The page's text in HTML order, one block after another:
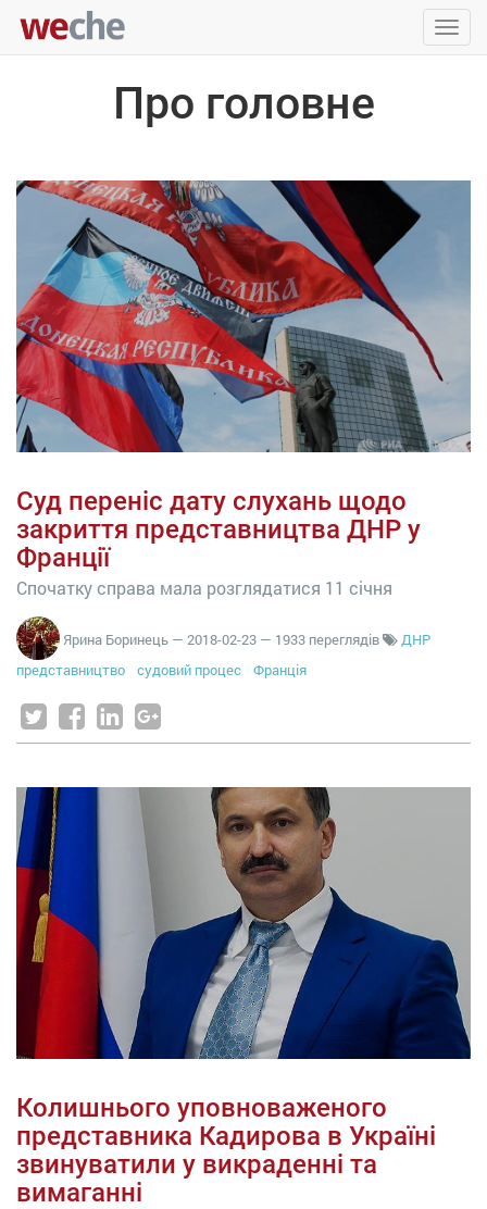
Про головне
Суд переніс дату слухань щодо
закриття представництва ДНР у
Франції
Спочатку справа мала розглядатися 11 січня
Ярина Боринець — 2018-02-23 — 1933 переглядів
ДНР
представництво
судовий процес Франція
Колишнього уповноваженого
представника Кадирова в Україні
звинуватили у викраденні та
вимаганні